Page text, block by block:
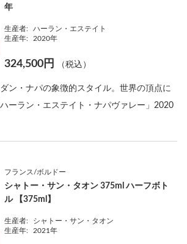
年
生産者:
ハーラン・エステイト
生産年:
2020年
324,500円 （税込）
ン・ナパの象徴的スタイル。世界の頂点に
ーラン・エステイト・ナパヴァレー」2020
フランス/ボルドー
シャトー・サン・タオン 375ml ハーフボト
ル 【375ml】
生産者:
シャトー・サン・タオン
生産年:
2021年